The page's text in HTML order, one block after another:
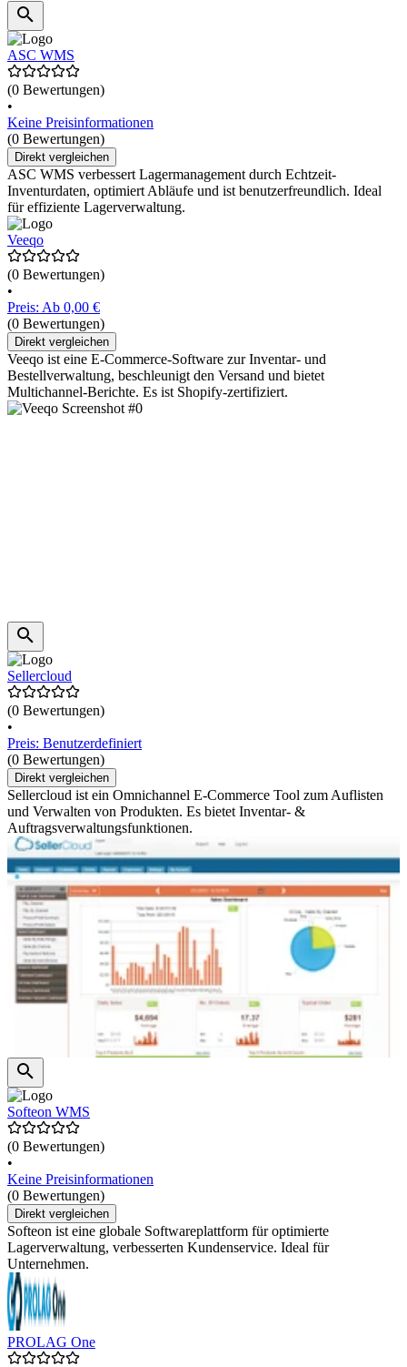
ASC WMS
(0 Bewertungen)
•
Keine Preisinformationen
(0 Bewertungen)
Direkt vergleichen
ASC WMS verbessert Lagermanagement durch Echtzeit-
Inventurdaten, optimiert Abläufe und ist benutzerfreundlich. Ideal
für effiziente Lagerverwaltung.
Veeqo
(0 Bewertungen)
•
Preis: Ab 0,00 €
(0 Bewertungen)
Direkt vergleichen
Veeqo ist eine E-Commerce-Software zur Inventar- und
Bestellverwaltung, beschleunigt den Versand und bietet
Multichannel-Berichte. Es ist Shopify-zertifiziert.
Sellercloud
(0 Bewertungen)
•
Preis: Benutzerdefiniert
(0 Bewertungen)
Direkt vergleichen
Sellercloud ist ein Omnichannel E-Commerce Tool zum Auflisten
und Verwalten von Produkten. Es bietet Inventar- &
Auftragsverwaltungsfunktionen.
Softeon WMS
(0 Bewertungen)
•
Keine Preisinformationen
(0 Bewertungen)
Direkt vergleichen
Softeon ist eine globale Softwareplattform für optimierte
Lagerverwaltung, verbesserten Kundenservice. Ideal für
Unternehmen.
PROLAG One